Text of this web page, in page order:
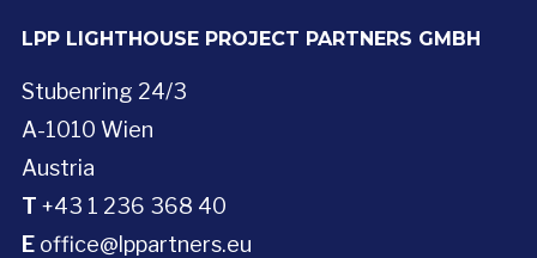
LPP LIGHTHOUSE PROJECT PARTNERS GMBH
Stubenring 24/3
A-1010 Wien
Austria
T +43 1 236 368 40
Eoffice@lppartners.eu